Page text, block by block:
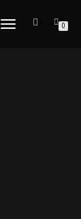
ALTERNAR
0